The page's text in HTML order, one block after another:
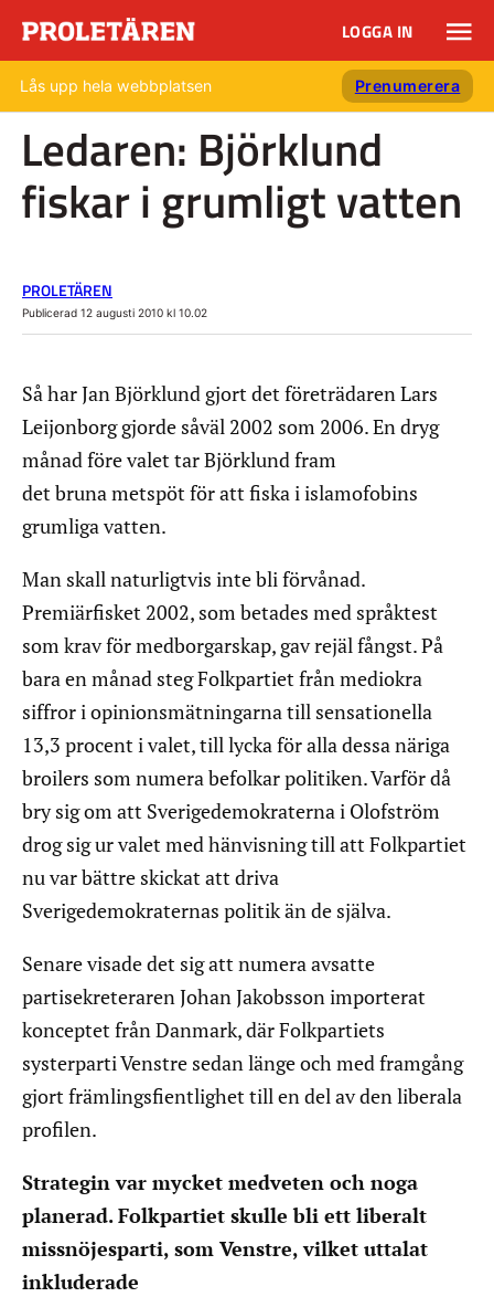
LOGGA IN
Lås upp hela webbplatsen Prenumerera
Ledaren: Björklund
fiskar i grumligt vatten
PROLETÄREN
Publicerad 12 augusti 2010 kl 10.02
Så har Jan Björklund gjort det företrädaren Lars
Leijonborg gjorde såväl 2002 som 2006. En dryg
månad före valet tar Björklund fram
det bruna metspöt för att fiska i islamofobins
grumliga vatten.
Man skall naturligtvis inte bli förvånad.
Premiärfisket 2002, som betades med språktest
som krav för medborgarskap, gav rejäl fångst. På
bara en månad steg Folkpartiet från mediokra
siffror i opinionsmätningarna till sensationella
13,3 procent i valet, till lycka för alla dessa näriga
broilers som numera befolkar politiken. Varför då
bry sig om att Sverigedemokraterna i Olofström
drog sig ur valet med hänvisning till att Folkpartiet
nu var bättre skickat att driva
Sverigedemokraternas politik än de själva.
Senare visade det sig att numera avsatte
partisekreteraren Johan Jakobsson importerat
konceptet från Danmark, där Folkpartiets
systerparti Venstre sedan länge och med framgång
gjort främlingsfientlighet till en del av den liberala
profilen.
Strategin var mycket medveten och noga
planerad. Folkpartiet skulle bli ett liberalt
missnöjesparti, som Venstre, vilket uttalat
inkluderade